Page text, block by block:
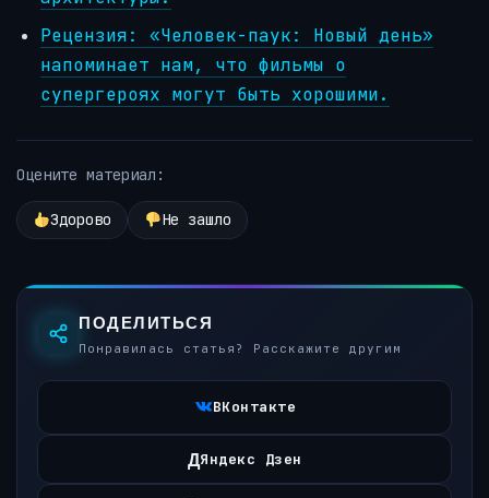
Рецензия: «Человек-паук: Новый день»
напоминает нам, что фильмы о
супергероях могут быть хорошими.
Оцените материал:
Здорово Не зашло
ПОДЕЛИТЬСЯ
Понравилась статья? Расскажите другим
ВКонтакте
ДЯндекс Дзен